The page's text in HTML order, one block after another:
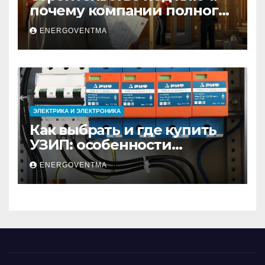
почему компании полного
цикла меняют рынок
недвижимости
ENERGOVENTMA
ЭЛЕКТРИКА И ЭЛЕКТРОНИКА
Как выбрать и где купить
УЗИП: особенности
устройств защиты от
импульсных
перенапряжений
ENERGOVENTMA